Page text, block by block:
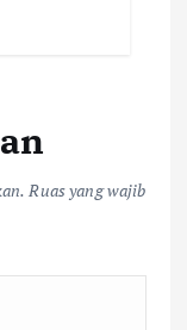
Ruas yang wajib